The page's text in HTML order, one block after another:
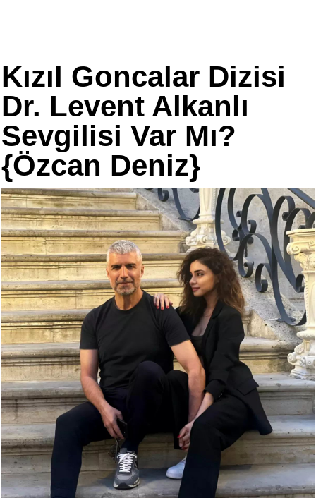
Kızıl Goncalar Dizisi
Dr. Levent Alkanlı
Sevgilisi Var Mı?
{Özcan Deniz}